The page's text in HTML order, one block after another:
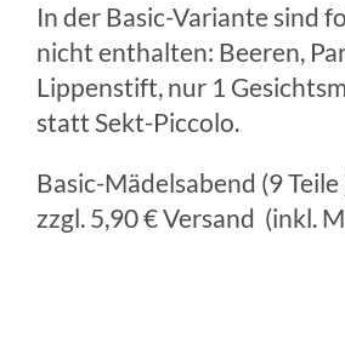
In der Basic-Variante sind
nicht enthalten: Beeren,
Lippenstift, nur 1
statt Sekt-Piccolo.
Basic-Mädelsabend (9
zzgl. 5,90 € Versand (inkl.